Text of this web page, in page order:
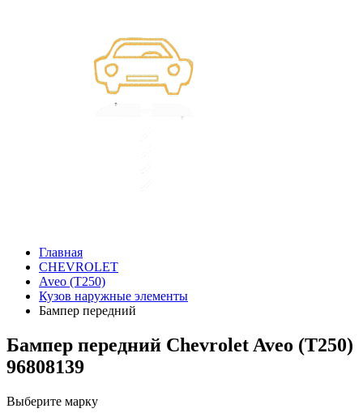
Главная
CHEVROLET
Aveo (T250)
Кузов наружные элементы
Бампер передний
Бампер передний Chevrolet Aveo (T250)
96808139
Выберите марку